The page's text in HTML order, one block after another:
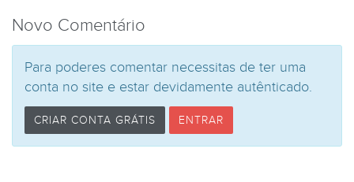
Novo Comentário
Para poderes comentar necessitas de ter uma
conta no site e estar devidamente autênticado.
CRIAR CONTA GRÁTIS ENTRAR